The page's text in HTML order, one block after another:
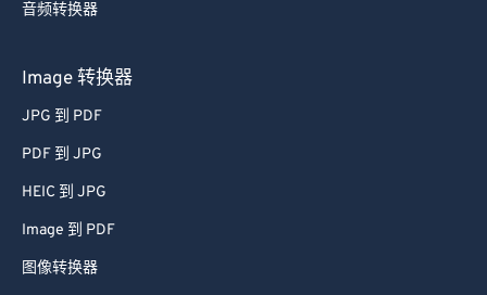
音频转换器
Image 转换器
JPG 到 PDF
PDF 到 JPG
HEIC 到 JPG
Image 到 PDF
图像转换器